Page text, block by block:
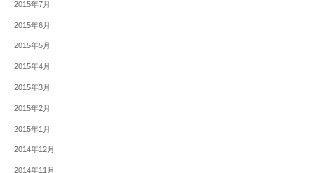
2015年7月
2015年6月
2015年5月
2015年4月
2015年3月
2015年2月
2015年1月
2014年12月
2014年11月